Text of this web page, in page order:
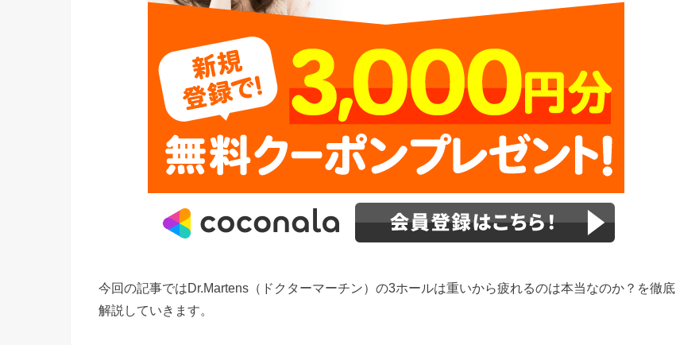
今回の記事ではDr.Martens（ドクターマーチン）の3ホールは重いから疲れるのは本当なのか？を徹底
解説していきます。